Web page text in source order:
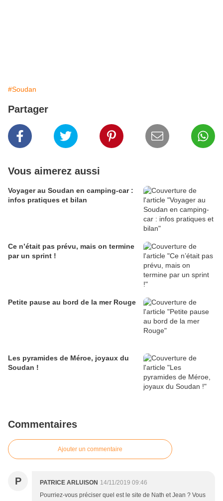
#Soudan
Partager
Vous aimerez aussi
Voyager au Soudan en camping-car :
infos pratiques et bilan
Ce n’était pas prévu, mais on termine
par un sprint !
Petite pause au bord de la mer Rouge
Les pyramides de Méroe, joyaux du
Soudan !
Commentaires
Ajouter un commentaire
P PATRICE ARLUISON 14/11/2019 09:46
Pourriez-vous préciser quel est le site de Nath et Jean ? Vous